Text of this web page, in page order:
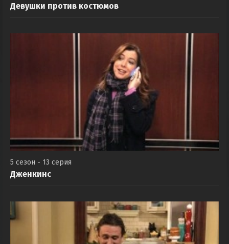
Девушки против костюмов
5 сезон - 13 серия
Дженкинс